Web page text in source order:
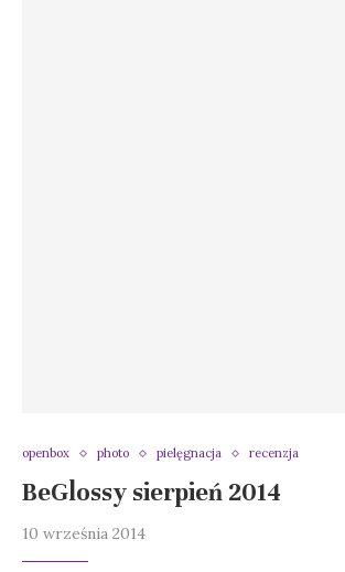
openbox photo pielęgnacja recenzja
BeGlossy sierpień 2014
10 września 2014